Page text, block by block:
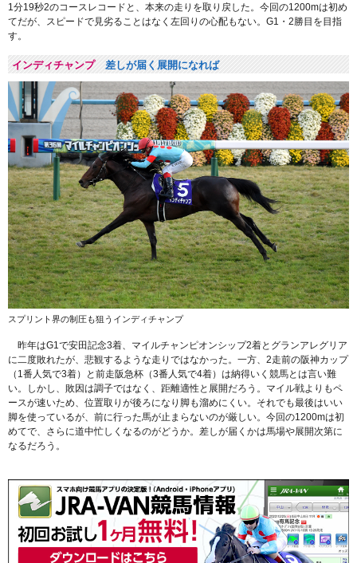
1分19秒2のコースレコードと、本来の走りを取り戻した。今回の1200mは初め
てだが、スピードで見劣ることはなく左回りの心配もない。G1・2勝目を目指
す。
インディチャンプ差しが届く展開になれば
スプリント界の制圧も狙うインディチャンプ
昨年はG1で安田記念3着、マイルチャンピオンシップ2着とグランアレグリア
に二度敗れたが、悲観するような走りではなかった。一方、2走前の阪神カップ
（1番人気で3着）と前走阪急杯（3番人気で4着）は納得いく競馬とは言い難
い。しかし、敗因は調子ではなく、距離適性と展開だろう。マイル戦よりもペ
ースが速いため、位置取りが後ろになり脚も溜めにくい。それでも最後はいい
脚を使っているが、前に行った馬が止まらないのが厳しい。今回の1200mは初
めてで、さらに道中忙しくなるのがどうか。差しが届くかは馬場や展開次第に
なるだろう。